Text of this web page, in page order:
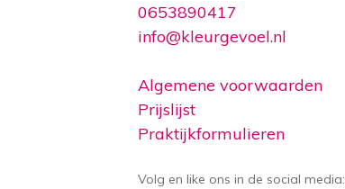
0653890417
info@kleurgevoel.nl
Algemene voorwaarden
Prijslijst
Praktijkformulieren
Volg en like ons in de social media: